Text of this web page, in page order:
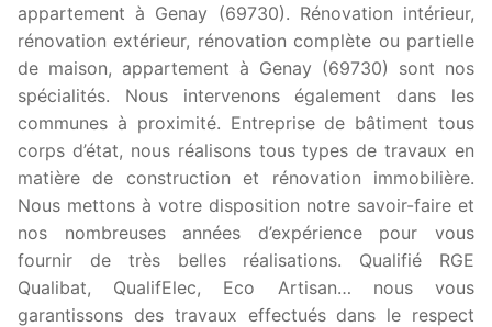
appartement à Genay (69730). Rénovation intérieur,
rénovation extérieur, rénovation complète ou partielle
de maison, appartement à Genay (69730) sont nos
spécialités. Nous intervenons également dans les
communes à proximité. Entreprise de bâtiment tous
corps d’état, nous réalisons tous types de travaux en
matière de construction et rénovation immobilière.
Nous mettons à votre disposition notre savoir-faire et
nos nombreuses années d’expérience pour vous
fournir de très belles réalisations. Qualifié RGE
Qualibat, QualifElec, Eco Artisan… nous vous
garantissons des travaux effectués dans le respect